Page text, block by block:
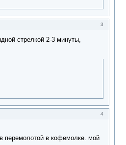
3
стрелкой 2-3 минуты,
4
перемолотой в кофемолке. мой